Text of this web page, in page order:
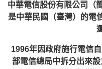
中華電信股份有限公司（
是中華民國（臺灣）的電
1996年因政府施行電信
部電信總局中拆分出來